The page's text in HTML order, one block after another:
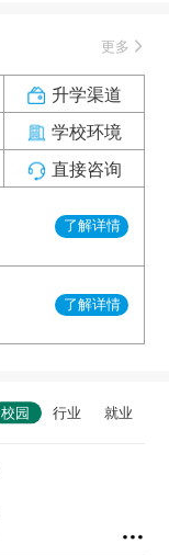
更多
升学渠道
学校环境
直接咨询
了解详情
了解详情